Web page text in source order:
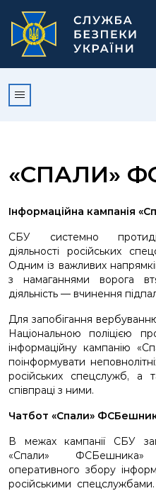
«СПАЛИ»
Інформаційна кампанія
СБУ системно протидіє
діяльності російських
Одним із важливих
з намаганнями ворога
діяльність — вчинення
Для запобігання
Національною поліцією
інформаційну кампанію
поінформувати
російських спецслужб, а
співпраці з ними.
Чатбот «Спали»
В межах кампанії СБУ
«Спали» ФСБешника»
оперативного збору
російськими